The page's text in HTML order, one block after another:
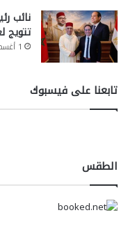
نائب
تتويج
1 أغسطس، 2026
تابعنا على فيسبوك
الطقس